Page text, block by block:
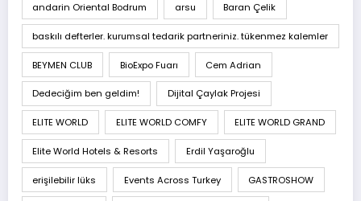
andarin Oriental Bodrum arsu Baran Çelik
baskılı defterler. kurumsal tedarik partneriniz. tükenmez kalemler
BEYMEN CLUB BioExpo Fuarı Cem Adrian
Dedeciğim ben geldim! Dijital Çaylak Projesi
ELITE WORLD ELITE WORLD COMFY ELITE WORLD GRAND
Elite World Hotels & Resorts Erdil Yaşaroğlu
erişilebilir lüks Events Across Turkey GASTROSHOW